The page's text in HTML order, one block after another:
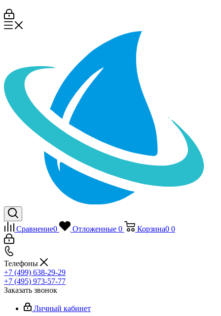
Сравнение0 Отложенные 0 Корзина0 0
Телефоны
+7 (499) 638-29-29
+7 (495) 973-57-77
Заказать звонок
Личный кабинет